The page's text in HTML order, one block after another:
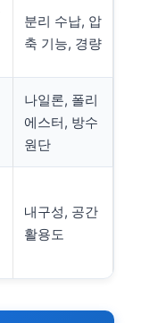
분리 수납, 압
축 기능, 경량
나일론, 폴리
에스터, 방수
원단
내구성, 공간
활용도